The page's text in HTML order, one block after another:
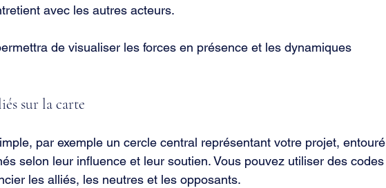
avec les autres acteurs.
de visualiser les forces en présence et les dynamiques
sur la carte
par exemple un cercle central représentant votre projet, entouré
selon leur influence et leur soutien. Vous pouvez utiliser des codes
les alliés, les neutres et les opposants.